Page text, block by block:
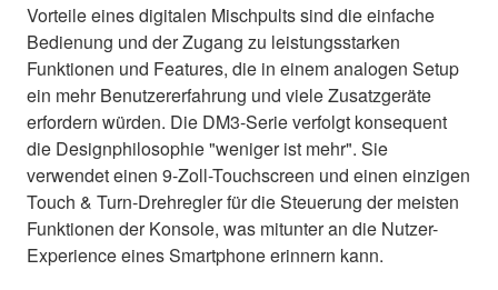
Vorteile eines digitalen Mischpults sind die einfache
Bedienung und der Zugang zu leistungsstarken
Funktionen und Features, die in einem analogen Setup
ein mehr Benutzererfahrung und viele Zusatzgeräte
erfordern würden. Die DM3-Serie verfolgt konsequent
die Designphilosophie "weniger ist mehr". Sie
verwendet einen 9-Zoll-Touchscreen und einen einzigen
Touch & Turn-Drehregler für die Steuerung der meisten
Funktionen der Konsole, was mitunter an die Nutzer-
Experience eines Smartphone erinnern kann.